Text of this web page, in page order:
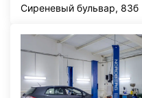
Сиреневый бульвар, 83б